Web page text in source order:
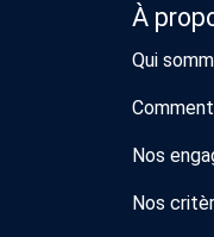
À
Qui
Nos
Nos